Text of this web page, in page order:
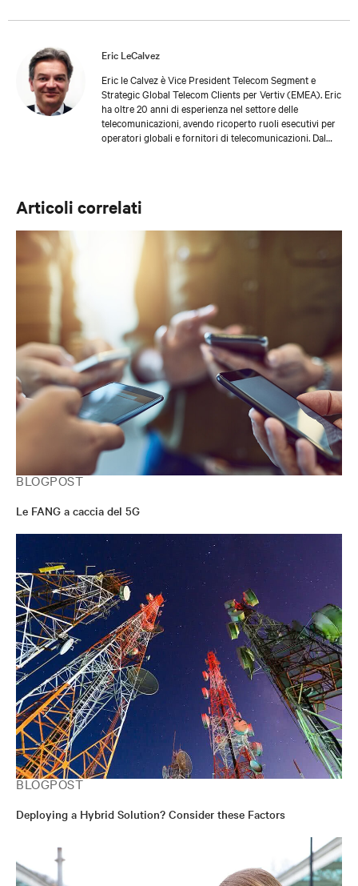
Eric LeCalvez
Eric le Calvez è Vice President Telecom Segment e
Strategic Global Telecom Clients per Vertiv (EMEA). Eric
ha oltre 20 anni di esperienza nel settore delle
telecomunicazioni, avendo ricoperto ruoli esecutivi per
operatori globali e fornitori di telecomunicazioni. Dal
Articoli correlati
BLOGPOST
Le FANG a caccia del 5G
BLOGPOST
Deploying a Hybrid Solution? Consider these Factors